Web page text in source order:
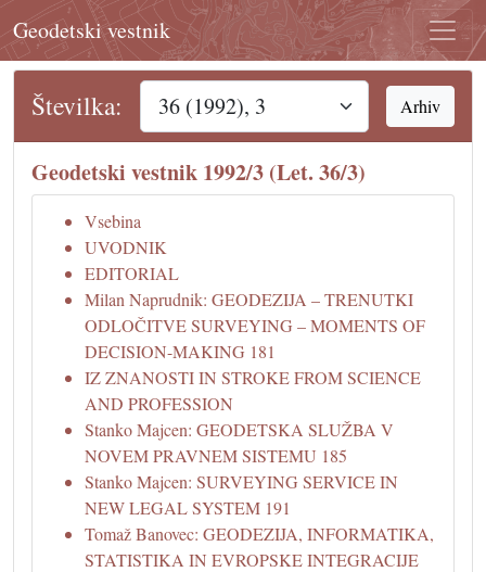
Geodetski vestnik
Številka: Arhiv
Geodetski vestnik 1992/3 (Let. 36/3)
Vsebina
UVODNIK
EDITORIAL
Milan Naprudnik: GEODEZIJA – TRENUTKI
ODLOČITVE SURVEYING – MOMENTS OF
DECISION-MAKING 181
IZ ZNANOSTI IN STROKE FROM SCIENCE
AND PROFESSION
Stanko Majcen: GEODETSKA SLUŽBA V
NOVEM PRAVNEM SISTEMU 185
Stanko Majcen: SURVEYING SERVICE IN
NEW LEGAL SYSTEM 191
Tomaž Banovec: GEODEZIJA, INFORMATIKA,
STATISTIKA IN EVROPSKE INTEGRACIJE